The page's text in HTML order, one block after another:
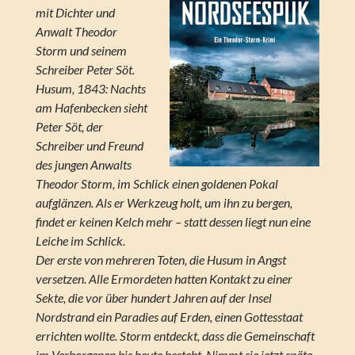
mit Dichter und
Anwalt Theodor
Storm und seinem
Schreiber Peter Söt.
Husum, 1843: Nachts
am Hafenbecken sieht
Peter Söt, der
Schreiber und Freund
des jungen Anwalts
Theodor Storm, im Schlick einen goldenen Pokal
aufglänzen. Als er Werkzeug holt, um ihn zu bergen,
findet er keinen Kelch mehr – statt dessen liegt nun eine
Leiche im Schlick.
Der erste von mehreren Toten, die Husum in Angst
versetzen. Alle Ermordeten hatten Kontakt zu einer
Sekte, die vor über hundert Jahren auf der Insel
Nordstrand ein Paradies auf Erden, einen Gottesstaat
errichten wollte. Storm entdeckt, dass die Gemeinschaft